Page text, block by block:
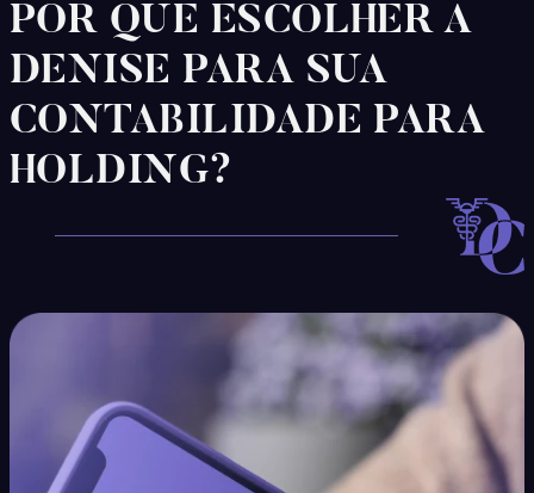
POR QUE ESCOLHER A
DENISE PARA SUA
CONTABILIDADE PARA
HOLDING?